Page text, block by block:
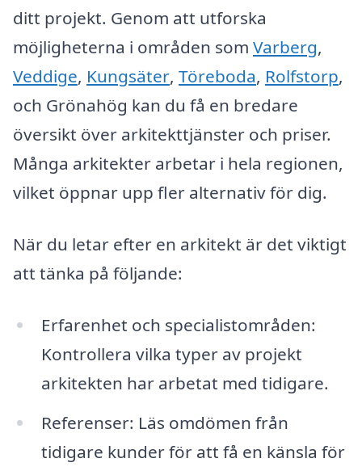
ditt projekt. Genom att utforska
möjligheterna i områden som Varberg,
Veddige, Kungsäter, Töreboda, Rolfstorp,
och Grönahög kan du få en bredare
översikt över arkitekttjänster och priser.
Många arkitekter arbetar i hela regionen,
vilket öppnar upp fler alternativ för dig.
När du letar efter en arkitekt är det viktigt
att tänka på följande:
Erfarenhet och specialistområden:
Kontrollera vilka typer av projekt
arkitekten har arbetat med tidigare.
Referenser: Läs omdömen från
tidigare kunder för att få en känsla för